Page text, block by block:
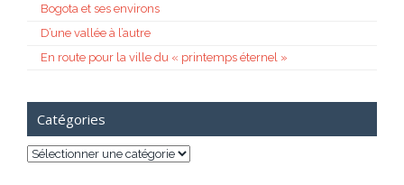
Bogota et ses environs
D’une vallée à l’autre
En route pour la ville du « printemps éternel »
Catégories
Catégories